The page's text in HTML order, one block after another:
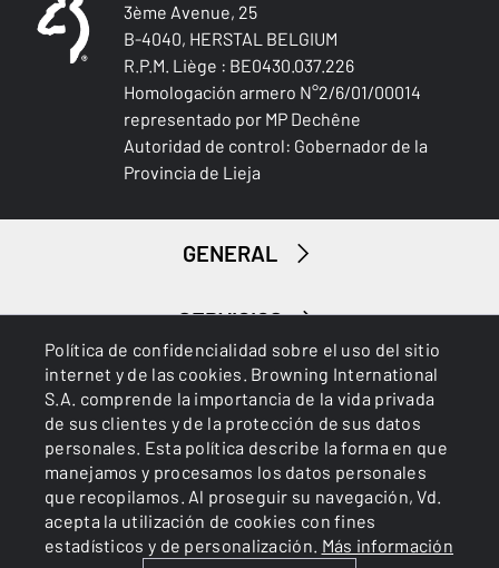
Política de confidencialidad sobre el uso del sitio
internet y de las cookies. Browning International
S.A. comprende la importancia de la vida privada
de sus clientes y de la protección de sus datos
personales. Esta política describe la forma en que
manejamos y procesamos los datos personales
que recopilamos. Al proseguir su navegación, Vd.
acepta la utilización de cookies con fines
estadísticos y de personalización. Más información
3ème Avenue, 25
B-4040, HERSTAL BELGIUM
R.P.M. Liège : BE0430.037.226
Homologación armero N°2/6/01/00014
representado por MP Dechêne
Autoridad de control: Gobernador de la
Provincia de Lieja
GENERAL
SERVICIOS
Cookies Política de privacidad